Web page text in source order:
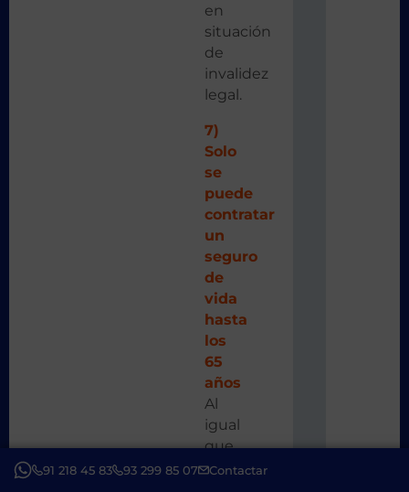
en
situación
de
invalidez
legal.
7)
Solo
se
puede
contratar
un
seguro
de
vida
hasta
los
65
años
Al
igual
que
existe
91 218 45 83 93 299 85 07 Contactar